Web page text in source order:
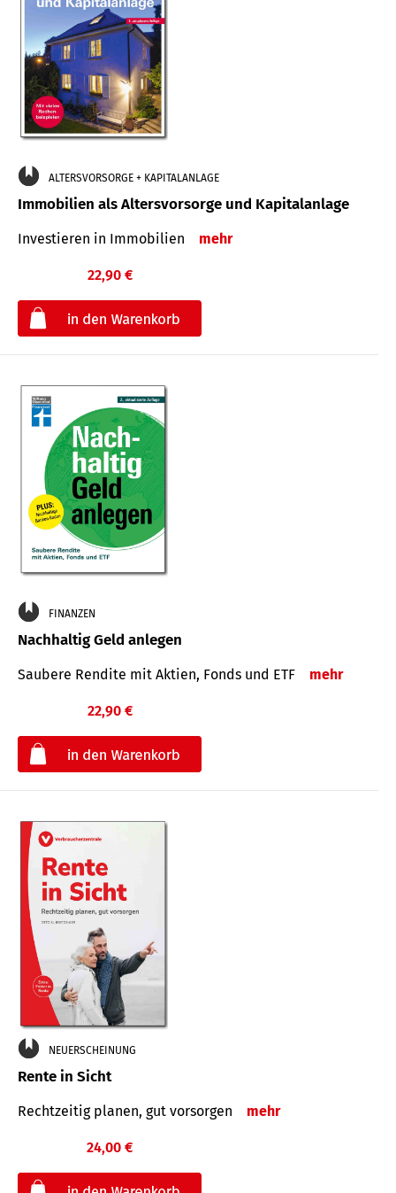
ALTERSVORSORGE + KAPITALANLAGE
Immobilien als Altersvorsorge und Kapitalanlage
Investieren in Immobilien mehr
22,90 €
FINANZEN
Nachhaltig Geld anlegen
Saubere Rendite mit Aktien, Fonds und ETF mehr
22,90 €
NEUERSCHEINUNG
Rente in Sicht
Rechtzeitig planen, gut vorsorgen mehr
24,00 €